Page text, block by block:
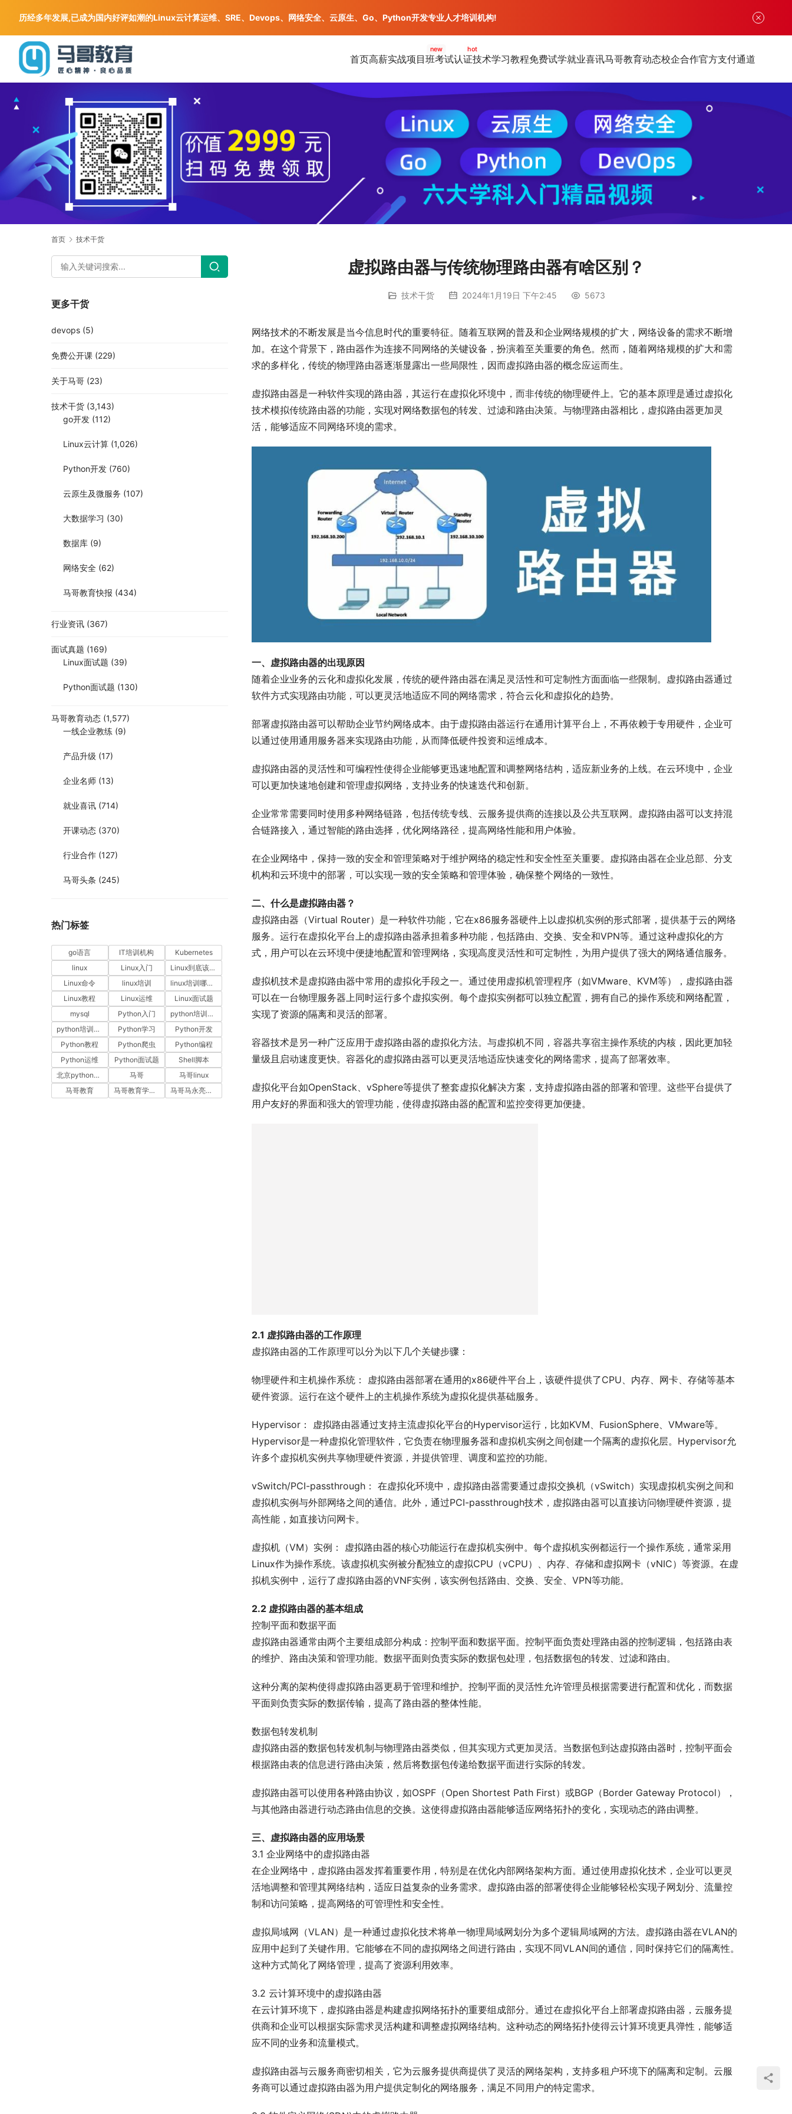
首页高薪实战项目班
new
考试认证
hot
技术学习教程免费试学就业喜讯马哥教育动态校企合作官方支付通道
首页 技术干货
虚拟路由器与传统物理路由器有啥区别？
技术干货 2024年1月19日 下午2:45 5673
网络技术的不断发展是当今信息时代的重要特征。随着互联网的普及和企业网络规模的扩大，网络设备的需求不断增
加。在这个背景下，路由器作为连接不同网络的关键设备，扮演着至关重要的角色。然而，随着网络规模的扩大和需
求的多样化，传统的物理路由器逐渐显露出一些局限性，因而虚拟路由器的概念应运而生。
虚拟路由器是一种软件实现的路由器，其运行在虚拟化环境中，而非传统的物理硬件上。它的基本原理是通过虚拟化
技术模拟传统路由器的功能，实现对网络数据包的转发、过滤和路由决策。与物理路由器相比，虚拟路由器更加灵
活，能够适应不同网络环境的需求。
一、虚拟路由器的出现原因
随着企业业务的云化和虚拟化发展，传统的硬件路由器在满足灵活性和可定制性方面面临一些限制。虚拟路由器通过
软件方式实现路由功能，可以更灵活地适应不同的网络需求，符合云化和虚拟化的趋势。
部署虚拟路由器可以帮助企业节约网络成本。由于虚拟路由器运行在通用计算平台上，不再依赖于专用硬件，企业可
以通过使用通用服务器来实现路由功能，从而降低硬件投资和运维成本。
虚拟路由器的灵活性和可编程性使得企业能够更迅速地配置和调整网络结构，适应新业务的上线。在云环境中，企业
可以更加快速地创建和管理虚拟网络，支持业务的快速迭代和创新。
企业常常需要同时使用多种网络链路，包括传统专线、云服务提供商的连接以及公共互联网。虚拟路由器可以支持混
合链路接入，通过智能的路由选择，优化网络路径，提高网络性能和用户体验。
在企业网络中，保持一致的安全和管理策略对于维护网络的稳定性和安全性至关重要。虚拟路由器在企业总部、分支
机构和云环境中的部署，可以实现一致的安全策略和管理体验，确保整个网络的一致性。
二、什么是虚拟路由器？
虚拟路由器（Virtual Router）是一种软件功能，它在x86服务器硬件上以虚拟机实例的形式部署，提供基于云的网络
服务。运行在虚拟化平台上的虚拟路由器承担着多种功能，包括路由、交换、安全和VPN等。通过这种虚拟化的方
式，用户可以在云环境中便捷地配置和管理网络，实现高度灵活性和可定制性，为用户提供了强大的网络通信服务。
虚拟机技术是虚拟路由器中常用的虚拟化手段之一。通过使用虚拟机管理程序（如VMware、KVM等），虚拟路由器
可以在一台物理服务器上同时运行多个虚拟实例。每个虚拟实例都可以独立配置，拥有自己的操作系统和网络配置，
实现了资源的隔离和灵活的部署。
容器技术是另一种广泛应用于虚拟路由器的虚拟化方法。与虚拟机不同，容器共享宿主操作系统的内核，因此更加轻
量级且启动速度更快。容器化的虚拟路由器可以更灵活地适应快速变化的网络需求，提高了部署效率。
虚拟化平台如OpenStack、vSphere等提供了整套虚拟化解决方案，支持虚拟路由器的部署和管理。这些平台提供了
用户友好的界面和强大的管理功能，使得虚拟路由器的配置和监控变得更加便捷。
2.1 虚拟路由器的工作原理
虚拟路由器的工作原理可以分为以下几个关键步骤：
物理硬件和主机操作系统： 虚拟路由器部署在通用的x86硬件平台上，该硬件提供了CPU、内存、网卡、存储等基本
硬件资源。运行在这个硬件上的主机操作系统为虚拟化提供基础服务。
Hypervisor： 虚拟路由器通过支持主流虚拟化平台的Hypervisor运行，比如KVM、FusionSphere、VMware等。
Hypervisor是一种虚拟化管理软件，它负责在物理服务器和虚拟机实例之间创建一个隔离的虚拟化层。Hypervisor允
许多个虚拟机实例共享物理硬件资源，并提供管理、调度和监控的功能。
vSwitch/PCI-passthrough： 在虚拟化环境中，虚拟路由器需要通过虚拟交换机（vSwitch）实现虚拟机实例之间和
虚拟机实例与外部网络之间的通信。此外，通过PCI-passthrough技术，虚拟路由器可以直接访问物理硬件资源，提
高性能，如直接访问网卡。
虚拟机（VM）实例： 虚拟路由器的核心功能运行在虚拟机实例中。每个虚拟机实例都运行一个操作系统，通常采用
Linux作为操作系统。该虚拟机实例被分配独立的虚拟CPU（vCPU）、内存、存储和虚拟网卡（vNIC）等资源。在虚
拟机实例中，运行了虚拟路由器的VNF实例，该实例包括路由、交换、安全、VPN等功能。
2.2 虚拟路由器的基本组成
控制平面和数据平面
虚拟路由器通常由两个主要组成部分构成：控制平面和数据平面。控制平面负责处理路由器的控制逻辑，包括路由表
的维护、路由决策和管理功能。数据平面则负责实际的数据包处理，包括数据包的转发、过滤和路由。
这种分离的架构使得虚拟路由器更易于管理和维护。控制平面的灵活性允许管理员根据需要进行配置和优化，而数据
平面则负责实际的数据传输，提高了路由器的整体性能。
数据包转发机制
虚拟路由器的数据包转发机制与物理路由器类似，但其实现方式更加灵活。当数据包到达虚拟路由器时，控制平面会
根据路由表的信息进行路由决策，然后将数据包传递给数据平面进行实际的转发。
虚拟路由器可以使用各种路由协议，如OSPF（Open Shortest Path First）或BGP（Border Gateway Protocol），
与其他路由器进行动态路由信息的交换。这使得虚拟路由器能够适应网络拓扑的变化，实现动态的路由调整。
三、虚拟路由器的应用场景
3.1 企业网络中的虚拟路由器
在企业网络中，虚拟路由器发挥着重要作用，特别是在优化内部网络架构方面。通过使用虚拟化技术，企业可以更灵
活地调整和管理其网络结构，适应日益复杂的业务需求。虚拟路由器的部署使得企业能够轻松实现子网划分、流量控
制和访问策略，提高网络的可管理性和安全性。
虚拟局域网（VLAN）是一种通过虚拟化技术将单一物理局域网划分为多个逻辑局域网的方法。虚拟路由器在VLAN的
应用中起到了关键作用。它能够在不同的虚拟网络之间进行路由，实现不同VLAN间的通信，同时保持它们的隔离性。
这种方式简化了网络管理，提高了资源利用效率。
3.2 云计算环境中的虚拟路由器
在云计算环境下，虚拟路由器是构建虚拟网络拓扑的重要组成部分。通过在虚拟化平台上部署虚拟路由器，云服务提
供商和企业可以根据实际需求灵活构建和调整虚拟网络结构。这种动态的网络拓扑使得云计算环境更具弹性，能够适
应不同的业务和流量模式。
虚拟路由器与云服务商密切相关，它为云服务提供商提供了灵活的网络架构，支持多租户环境下的隔离和定制。云服
务商可以通过虚拟路由器为用户提供定制化的网络服务，满足不同用户的特定需求。
更多干货
devops (5)
免费公开课 (229)
关于马哥 (23)
技术干货 (3,143)
go开发 (112)
Linux云计算 (1,026)
Python开发 (760)
云原生及微服务 (107)
大数据学习 (30)
数据库 (9)
网络安全 (62)
马哥教育快报 (434)
行业资讯 (367)
面试真题 (169)
Linux面试题 (39)
Python面试题 (130)
马哥教育动态 (1,577)
一线企业教练 (9)
产品升级 (17)
企业名师 (13)
就业喜讯 (714)
开课动态 (370)
行业合作 (127)
马哥头条 (245)
热门标签
go语言 IT培训机构
Kubernetes
linux
Linux入门
Linux到底该怎样学？
Linux命令
linux培训
linux培训哪家好
Linux教程
Linux运维
Linux面试题
mysql
Python入门
python培训哪家好
python培训排名
Python学习
Python开发
Python教程
Python爬虫
Python编程
Python运维
Python面试题
Shell脚本
北京python培训
马哥
马哥linux
马哥教育
马哥教育学员故事 马哥马永亮，马哥linux讲师，马哥教育ceo
历经多年发展,已成为国内好评如潮的Linux云计算运维、SRE、Devops、网络安全、云原生、Go、Python开发专业人才培训机构!